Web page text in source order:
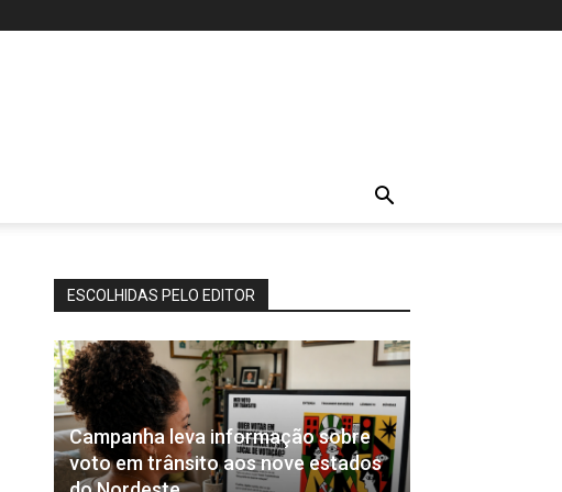
ESCOLHIDAS PELO EDITOR
Campanha leva informação sobre
voto em trânsito aos nove estados